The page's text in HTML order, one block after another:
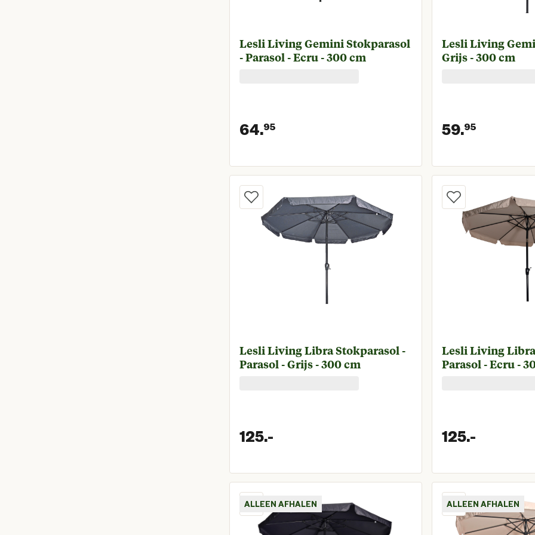
Lesli Living Gemini Stokparasol
- Parasol - Ecru - 300 cm
64.95
Huidige prijs € 64,95
Lesli Living
Grijs - 300 cm
59.95
Lesli Living Libra Stokparasol -
Parasol - Grijs - 300 cm
125.-
Huidige prijs € 125,00
Lesli Living
Parasol - Ecru -
125.-
Huidige
ALLEEN AFHALEN ALLEEN AFHALEN